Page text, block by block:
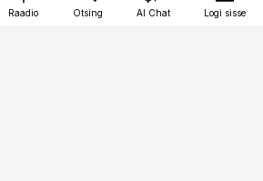
Raadio Otsing AI Chat Logi sisse